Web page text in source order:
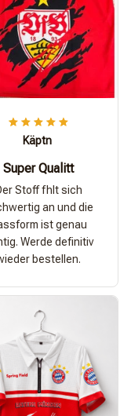
Käptn
Super Qualitt
Stoff fhlt sich
an und die
ist genau
Werde definitiv
bestellen.